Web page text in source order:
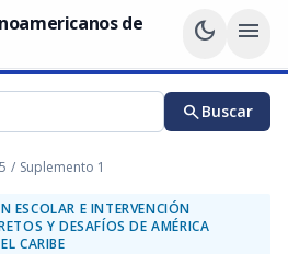
de
dark_mode menu
searchBuscar
/ Suplemento 1
ESCOLAR E INTERVENCIÓN
Y DESAFÍOS DE AMÉRICA
CARIBE